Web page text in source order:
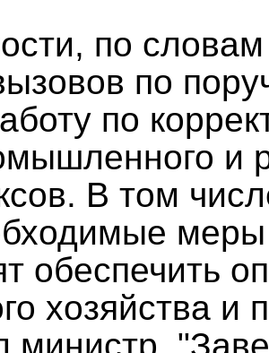
по
по
по
и
В том
меры
обеспечить
хозяйства